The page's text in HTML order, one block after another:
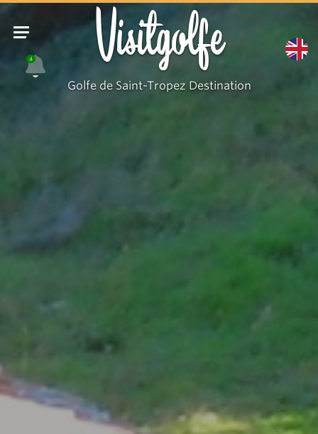
4 Visitgolfe
Golfe de Saint-Tropez Destination
Chapelle
Saint-